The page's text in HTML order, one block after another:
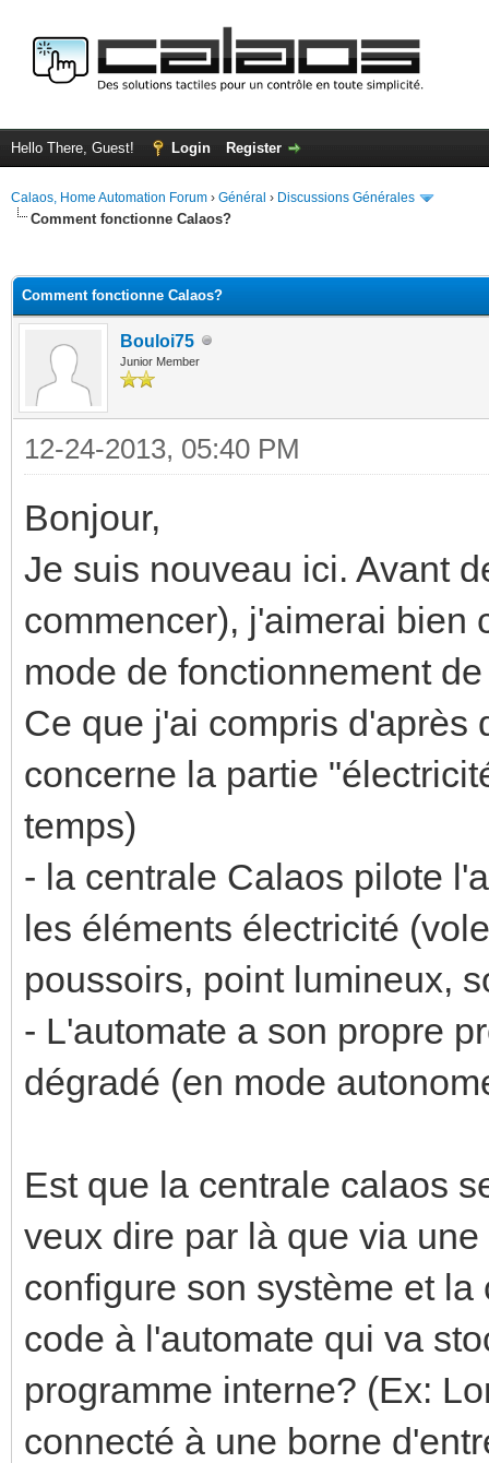
Hello There, Guest! Login Register
Calaos, Home Automation Forum › Général › Discussions Générales
Comment fonctionne Calaos?
Comment fonctionne Calaos?
Bouloi75
Junior Member
12-24-2013, 05:40 PM
Bonjour,
Je suis nouveau ici. Avant
commencer), j'aimerai bien
mode de fonctionnement
Ce que j'ai compris d'après
concerne la partie
temps)
- la centrale Calaos pilote
les éléments électricité
poussoirs, point lumineux,
- L'automate a son propre
dégradé (en mode
Est que la centrale calaos
veux dire par là que via
configure son système et
code à l'automate qui va
programme interne? (Ex:
connecté à une borne